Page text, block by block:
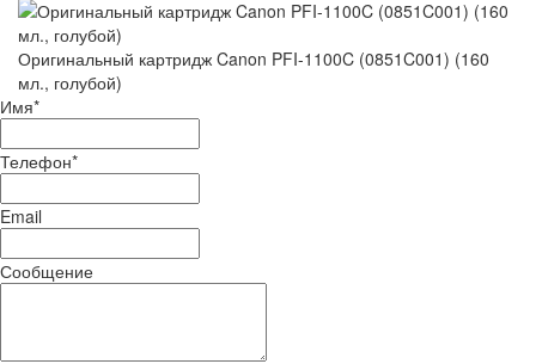
Оригинальный картридж Canon PFI-1100C (0851C001) (160
мл., голубой)
Имя*
Телефон*
Email
Сообщение